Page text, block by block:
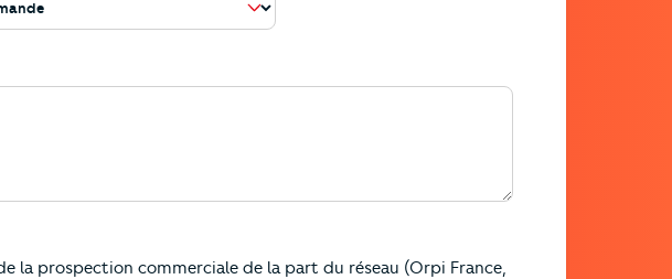
la prospection commerciale de la part du réseau (Orpi France,